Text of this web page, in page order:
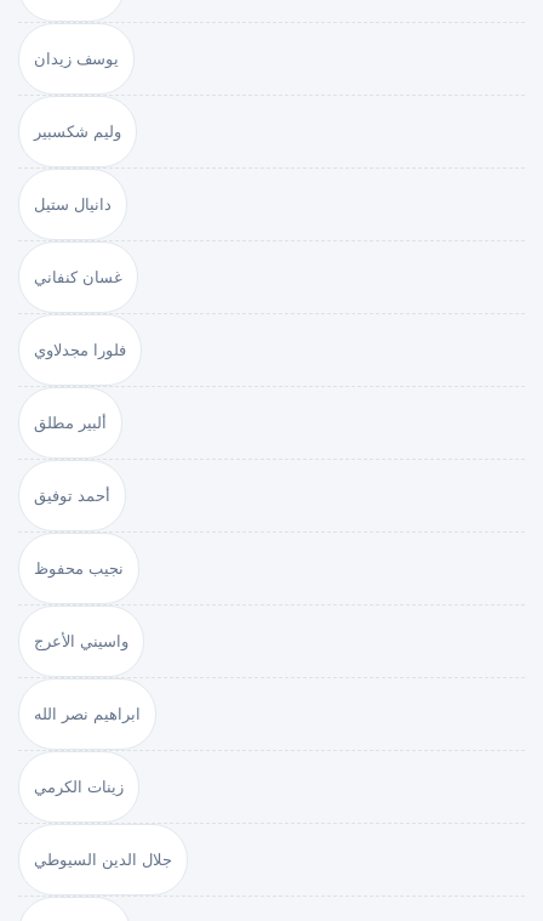
يوسف زيدان
وليم شكسبير
دانيال ستيل
غسان كنفاني
فلورا مجدلاوي
ألبير مطلق
أحمد توفيق
نجيب محفوظ
واسيني الأعرج
ابراهيم نصر الله
زينات الكرمي
جلال الدين السيوطي